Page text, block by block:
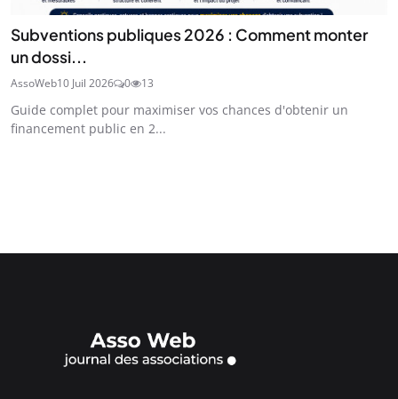
Subventions publiques 2026 : Comment monter
un dossi...
AssoWeb10 Juil 2026 0 13
Guide complet pour maximiser vos chances d'obtenir un
financement public en 2...